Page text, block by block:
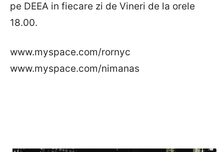
pe DEEA in fiecare zi de Vineri de la orele
18.00.
www.myspace.com/rornyc
www.myspace.com/nimanas